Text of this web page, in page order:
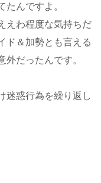
たんですよ。
えわ程度な気持ちだ
ド＆加勢とも言える
外だったんです。
迷惑行為を繰り返し